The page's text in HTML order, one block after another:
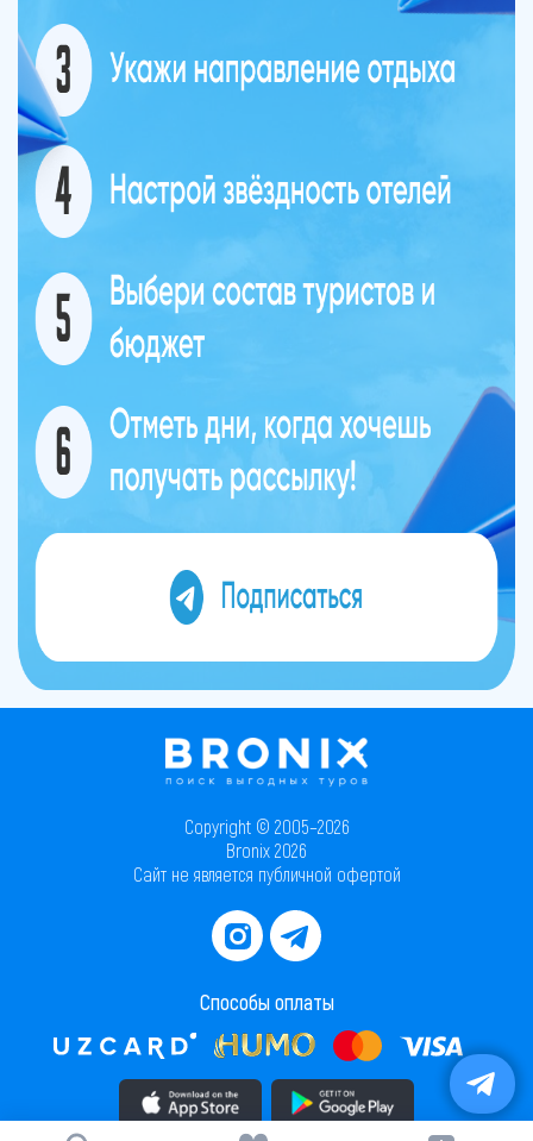
Copyright © 2005–2026
Bronix 2026
Сайт не является публичной офертой
Способы оплаты
Скачать приложение в AppStore Скачать приложение в PlayMarket